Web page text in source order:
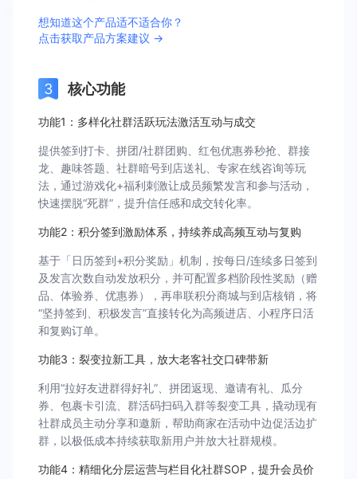
想知道这个产品适不适合你？
点击获取产品方案建议 →
核心功能
功能1：多样化社群活跃玩法激活互动与成交
提供签到打卡、拼团/社群团购、红包优惠券秒抢、群接
龙、趣味答题、社群暗号到店送礼、专家在线咨询等玩
法，通过游戏化+福利刺激让成员频繁发言和参与活动，
快速摆脱“死群”，提升信任感和成交转化率。
功能2：积分签到激励体系，持续养成高频互动与复购
基于「日历签到+积分奖励」机制，按每日/连续多日签到
及发言次数自动发放积分，并可配置多档阶段性奖励（赠
品、体验券、优惠券），再串联积分商城与到店核销，将
“坚持签到、积极发言”直接转化为高频进店、小程序日活
和复购订单。
功能3：裂变拉新工具，放大老客社交口碑带新
利用“拉好友进群得好礼”、拼团返现、邀请有礼、瓜分
券、包裹卡引流、群活码扫码入群等裂变工具，撬动现有
社群成员主动分享和邀新，帮助商家在活动中边促活边扩
群，以极低成本持续获取新用户并放大社群规模。
功能4：精细化分层运营与栏目化社群SOP，提升会员价